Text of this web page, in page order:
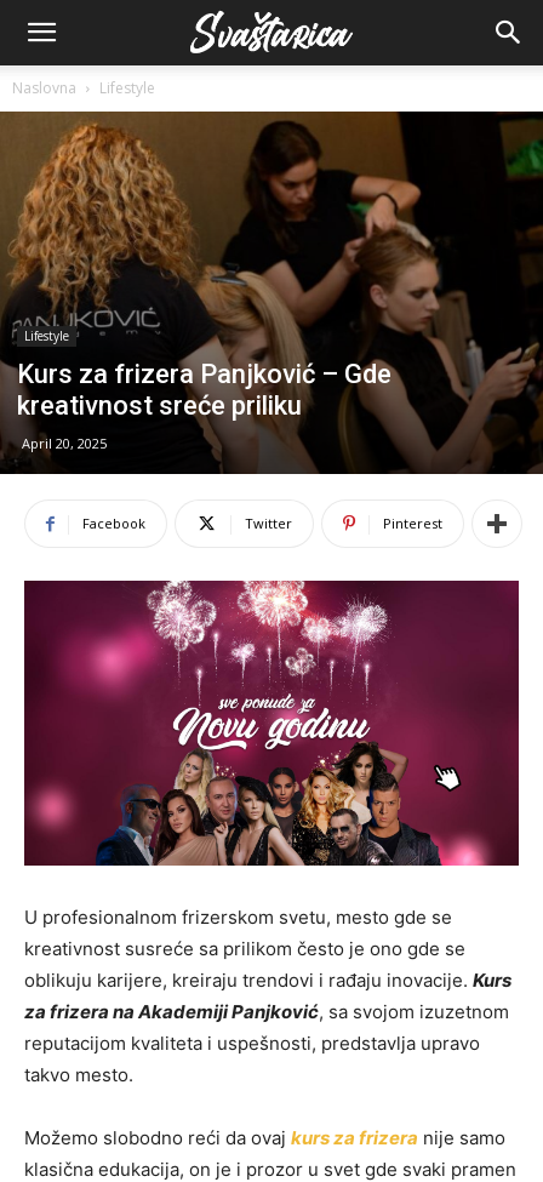
Naslovna Lifestyle
Lifestyle
Kurs za frizera Panjković – Gde
kreativnost sreće priliku
April 20, 2025
Facebook Twitter Pinterest
U profesionalnom frizerskom svetu, mesto gde se
kreativnost susreće sa prilikom često je ono gde se
oblikuju karijere, kreiraju trendovi i rađaju inovacije. Kurs
za frizera na Akademiji Panjković, sa svojom izuzetnom
reputacijom kvaliteta i uspešnosti, predstavlja upravo
takvo mesto.
Možemo slobodno reći da ovaj kurs za frizera nije samo
klasična edukacija, on je i prozor u svet gde svaki pramen